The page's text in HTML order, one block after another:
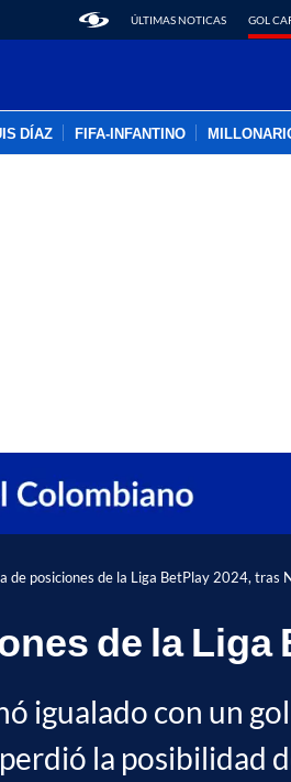
ÚLTIMAS NOTICAS GOL
DÍAZ FIFA-INFANTINO
de posiciones de la Liga BetPlay 2024, tras
de la
igualado con un
la posibilidad